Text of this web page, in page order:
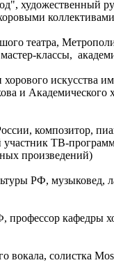
художественный
театра,
классы,
искусства
и
композитор,
ТВ-
произведений)
РФ, музыковед,
профессор кафедры
вокала, солистка